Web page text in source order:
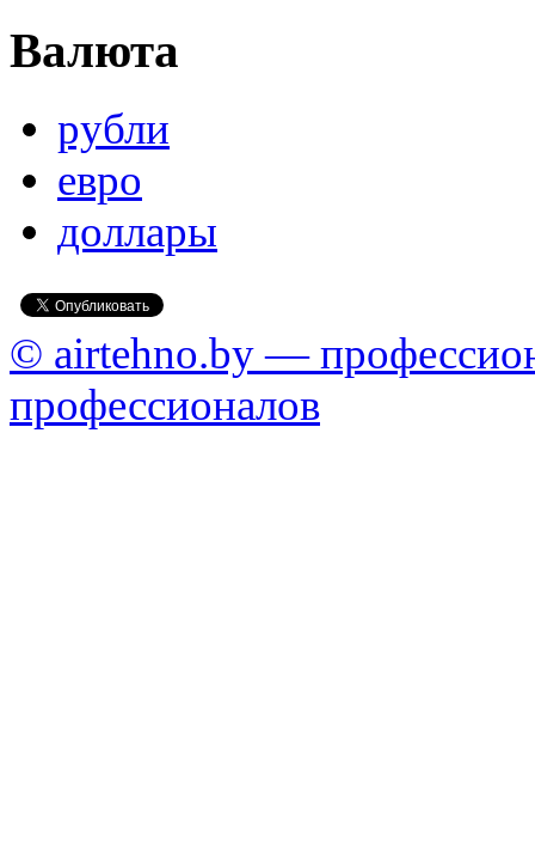
Валюта
рубли
евро
доллары
© airtehno.by —
профессионалов